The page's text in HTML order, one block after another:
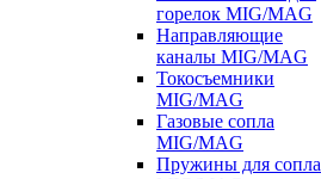
горелок MIG/MAG
Направляющие
каналы MIG/MAG
Токосъемники
MIG/MAG
Газовые сопла
MIG/MAG
Пружины для сопла